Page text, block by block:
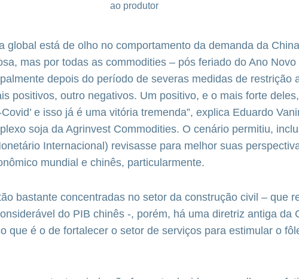
global está de olho no comportamento da demanda da
mas por todas as commodities – pós feriado do Ano Novo
depois do período de severas medidas de restrição
positivos, outro negativos. Um positivo, e o mais forte
e isso já é uma vitória tremenda”, explica Eduardo
soja da Agrinvest Commodities. O cenário permitiu,
Internacional) revisasse para melhor suas
mundial e chinês, particularmente.
bastante concentradas no setor da construção civil – que
do PIB chinês -, porém, há uma diretriz antiga da
que é o de fortalecer o setor de serviços para estimular o